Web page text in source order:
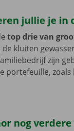
jullie je in
top drie van
kluiten
zijn
portefeuille,
nog